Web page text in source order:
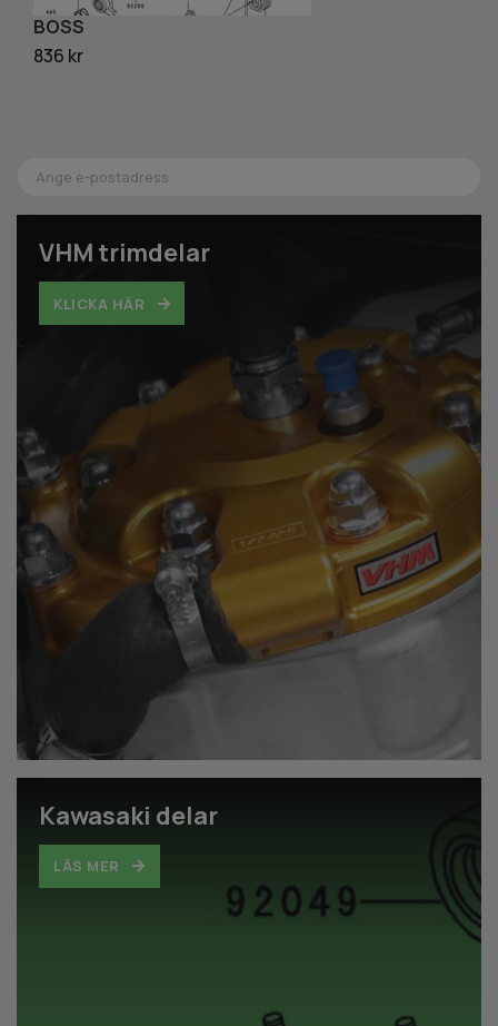
VHM trimdelar
KLICKA HÄR
Kawasaki delar
LÄS MER
BOSS
836 kr